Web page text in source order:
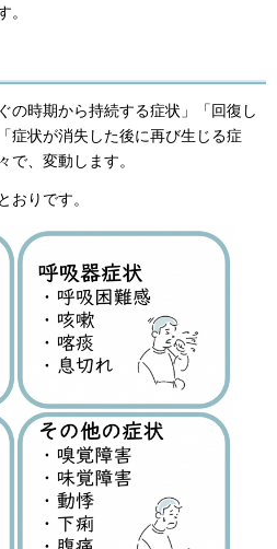
。
の時期から持続する症状」「回復し
症状が消失した後に再び生じる症
で、変動します。
おりです。